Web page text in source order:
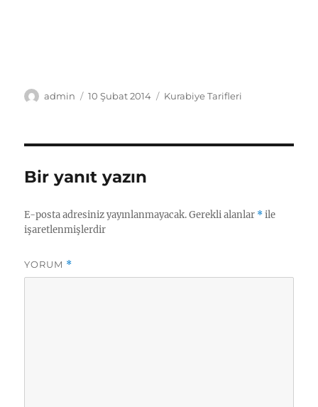
Yazar
admin
Yayın
10 Şubat 2014 Kategoriler
Kurabiye Tarifleri
Bir yanıt yazın
E-posta adresiniz yayınlanmayacak. Gerekli alanlar *ile
işaretlenmişlerdir
YORUM *